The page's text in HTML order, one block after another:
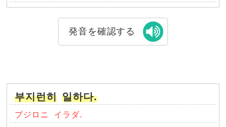
発音を確認する
부지런히 일하다.
プジロニ イラダ.